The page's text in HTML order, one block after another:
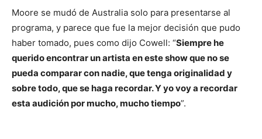
Moore se mudó de Australia solo para presentarse al
programa, y parece que fue la mejor decisión que pudo
haber tomado, pues como dijo Cowell: “Siempre he
querido encontrar un artista en este show que no se
pueda comparar con nadie, que tenga originalidad y
sobre todo, que se haga recordar. Y yo voy a recordar
esta audición por mucho, mucho tiempo”.